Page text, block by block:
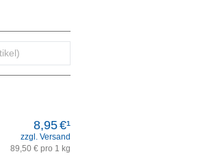
8,95€¹
zzgl. Versand
89,50 € pro 1 kg